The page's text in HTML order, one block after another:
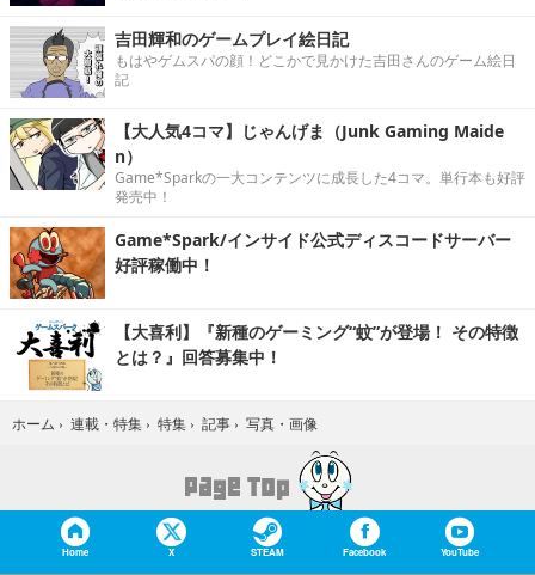
吉田輝和のゲームプレイ絵日記
もはやゲムスパの顔！どこかで見かけた吉田さんのゲーム絵日
記
【大人気4コマ】じゃんげま（Junk Gaming Maide
n）
Game*Sparkの一大コンテンツに成長した4コマ。単行本も好評
発売中！
Game*Spark/インサイド公式ディスコードサーバー
好評稼働中！
【大喜利】『新種のゲーミング“蚊”が登場！ その特徴
とは？』回答募集中！
ホーム › 連載・特集 › 特集 › 記事 › 写真・画像
Home X STEAM Facebook YouTube